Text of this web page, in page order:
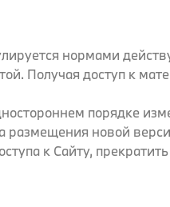
нормами
Получая доступ к
порядке
размещения новой
к Сайту,